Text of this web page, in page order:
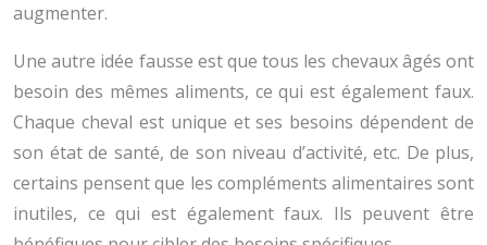
augmenter.
Une autre idée fausse est que tous les chevaux âgés ont
besoin des mêmes aliments, ce qui est également faux.
Chaque cheval est unique et ses besoins dépendent de
son état de santé, de son niveau d’activité, etc. De plus,
certains pensent que les compléments alimentaires sont
inutiles, ce qui est également faux. Ils peuvent être